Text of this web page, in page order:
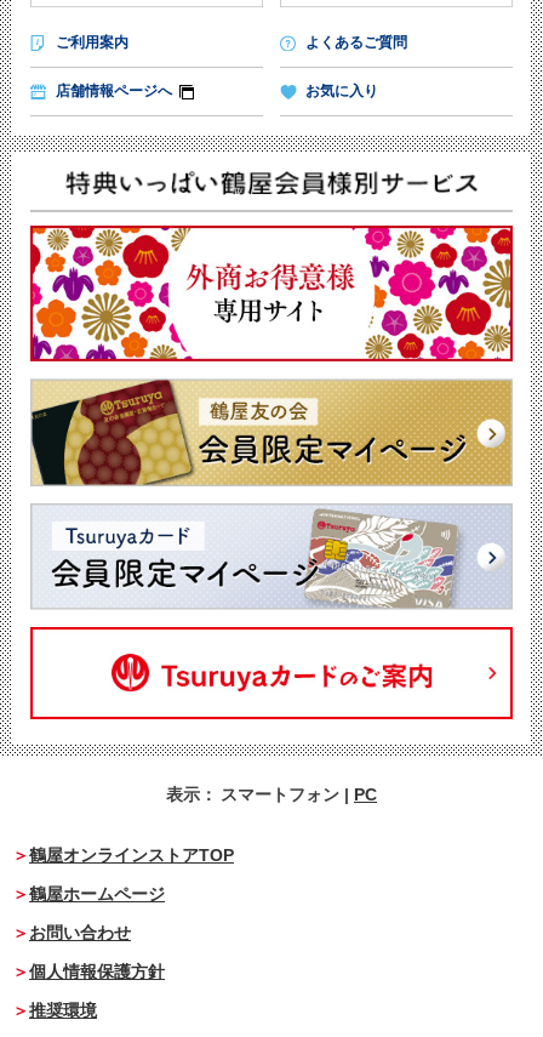
ご利用案内 よくあるご質問
店舗情報ページへ お気に入り
表示： スマートフォン | PC
鶴屋オンラインストアTOP
鶴屋ホームページ
お問い合わせ
個人情報保護方針
推奨環境